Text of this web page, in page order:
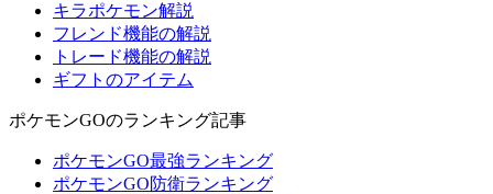
キラポケモン解説
フレンド機能の解説
トレード機能の解説
ギフトのアイテム
ポケモンGOのランキング記事
ポケモンGO最強ランキング
ポケモンGO防衛ランキング